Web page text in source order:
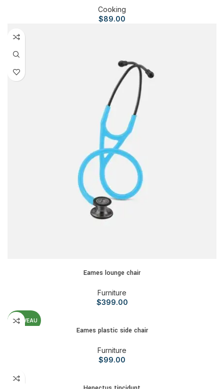
Cooking
$89.00
Eames lounge chair
Furniture
$399.00
NOUVEAU
Eames plastic side chair
Furniture
$99.00